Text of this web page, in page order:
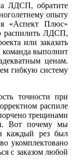
ЛДСП, обратите
опыту
«Аспект Плюс»
распилить ЛДСП,
или заказать
команда выполнит
ценам.
гибкую систему
точности при
распиле
трещинами
Вот почему мы
каждый рез был
укомплектовано
с заказом любой